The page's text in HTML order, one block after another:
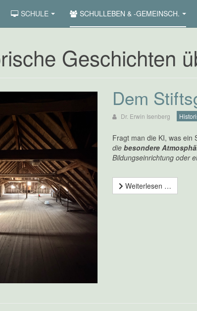
SCHULE SCHULLEBEN & -GEMEINSCH.
Geschichten
Dem
Dr. Erwin Isenberg
Fragt man die KI, was ein
die besondere
Bildungseinrichtung oder
Weiterlesen …